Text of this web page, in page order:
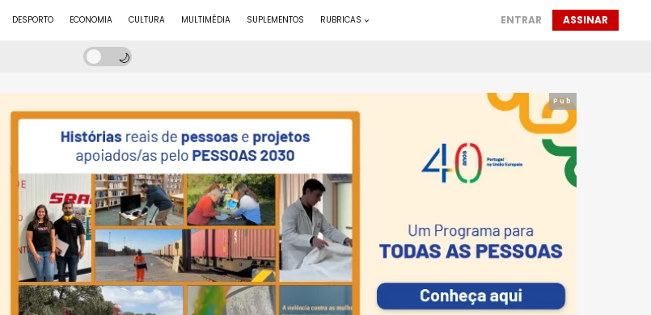
DESPORTO ECONOMIA CULTURA MULTIMÉDIA SUPLEMENTOS RUBRICAS ENTRAR ASSINAR
Pub